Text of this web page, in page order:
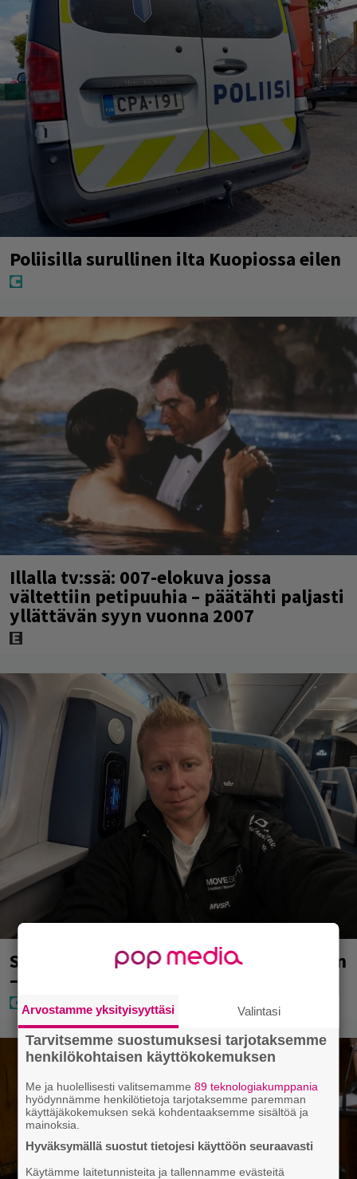
Poliisilla surullinen ilta Kuopiossa eilen
Illalla tv:ssä: 007-elokuva jossa
vältettiin petipuuhia – päätähti paljasti
yllättävän syyn vuonna 2007
Sampo Kaulanen sai oudon tulehduksen
– makaa hoitolaitteessa nytkähdellen
Arvostamme yksityisyyttäsi Valintasi
Tarvitsemme suostumuksesi tarjotaksemme
henkilökohtaisen käyttökokemuksen
Me ja huolellisesti valitsemamme89 teknologiakumppania
hyödynnämme henkilötietoja tarjotaksemme paremman
käyttäjäkokemuksen sekä kohdentaaksemme sisältöä ja
mainoksia.
Hyväksymällä suostut tietojesi käyttöön seuraavasti
Käytämme laitetunnisteita ja tallennamme evästeitä